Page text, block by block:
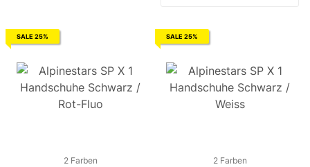
SALE 25%
2 Farben 2 Farben
SALE 25%
2 Farben